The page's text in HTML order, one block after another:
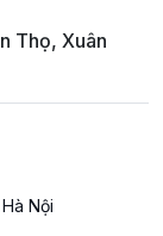
Thọ, Xuân
Nội